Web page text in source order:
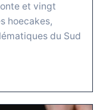
et vingt
hoecakes,
du Sud